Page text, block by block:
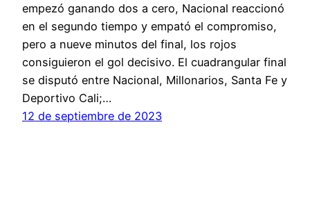
empezó ganando dos a cero, Nacional reaccionó
en el segundo tiempo y empató el compromiso,
pero a nueve minutos del final, los rojos
consiguieron el gol decisivo. El cuadrangular final
se disputó entre Nacional, Millonarios, Santa Fe y
Deportivo Cali;…
12 de septiembre de 2023